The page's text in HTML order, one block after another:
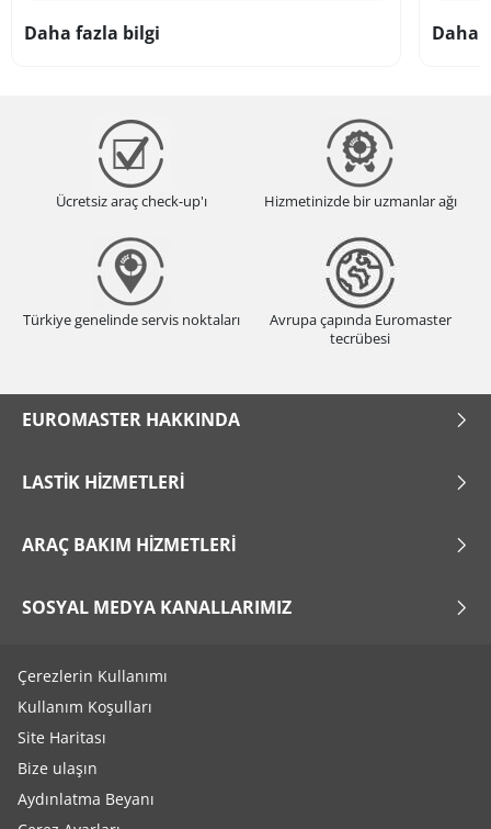
Daha fazla bilgi Daha
Ücretsiz araç check-up'ı Hizmetinizde bir uzmanlar ağı
Türkiye genelinde servis noktaları
Avrupa çapında Euromaster
tecrübesi
EUROMASTER HAKKINDA
LASTIK HIZMETLERI
ARAÇ BAKIM HIZMETLERI
SOSYAL MEDYA KANALLARIMIZ
Çerezlerin Kullanımı
Kullanım Koşulları
Site Haritası
Bize ulaşın
Aydınlatma Beyanı